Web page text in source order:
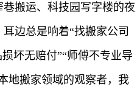
搬运、科技园写字楼的夜
边总是响着“找搬家公司
坏无赔付”“师傅不专业导
地搬家领域的观察者，我